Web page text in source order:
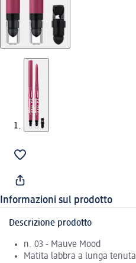
Informazioni sul prodotto
Descrizione prodotto
n. 03 - Mauve Mood
Matita labbra a lunga tenuta